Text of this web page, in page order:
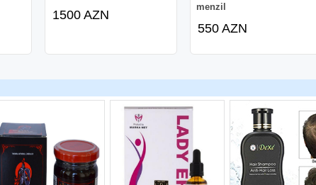
1500 AZN
menzil
550 AZN